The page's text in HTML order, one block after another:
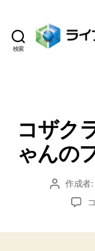
検索
コザク
ゃんの
投 作成者:
コ